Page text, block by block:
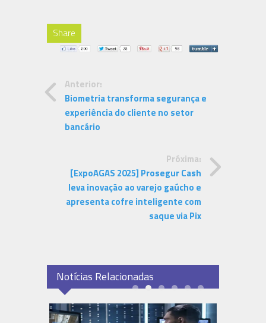
Share
Anterior:
Biometria transforma segurança e
experiência do cliente no setor
bancário
Próxima:
[ExpoAGAS 2025] Prosegur Cash
leva inovação ao varejo gaúcho e
apresenta cofre inteligente com
saque via Pix
Notícias Relacionadas